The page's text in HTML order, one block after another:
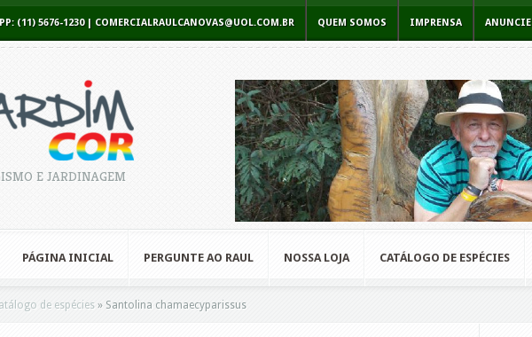
(11) 5676-1230 | COMERCIALRAULCANOVAS@UOL.COM.BR QUEM SOMOS IMPRENSA ANUNCIE
E JARDINAGEM
PÁGINA INICIAL PERGUNTE AO RAUL NOSSA LOJA CATÁLOGO DE ESPÉCIES
de espécies » Santolina chamaecyparissus